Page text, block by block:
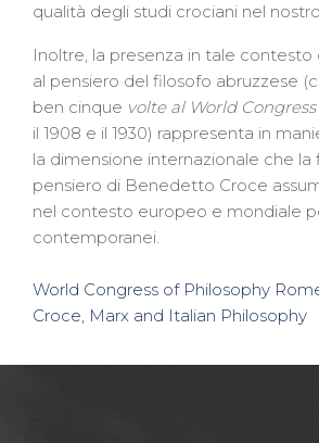
qualità degli studi crociani nel
Inoltre, la presenza in tale contesto
al pensiero del filosofo abruzzese
ben cinque volte al World
il 1908 e il 1930) rappresenta in
la dimensione internazionale che la
pensiero di Benedetto Croce
nel contesto europeo e mondiale
contemporanei.
World Congress of Philosophy
Croce, Marx and Italian Philosophy